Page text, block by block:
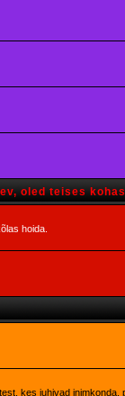
oled teises
hoida.
kes juhivad inimkonda,